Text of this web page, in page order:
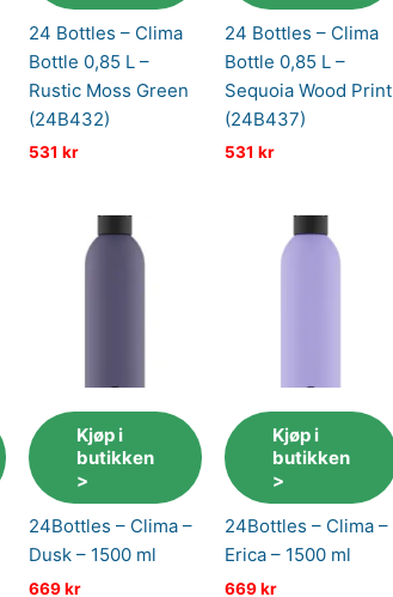
24 Bottles – Clima
Bottle 0,85 L –
Rustic Moss Green
(24B432)
531 kr
24 Bottles – Clima
Bottle 0,85 L –
Sequoia Wood Print
(24B437)
531 kr
Kjøp i
butikken
>
24Bottles – Clima –
Dusk – 1500 ml
669kr
Kjøp i
butikken
>
24Bottles – Clima –
Erica – 1500 ml
669kr